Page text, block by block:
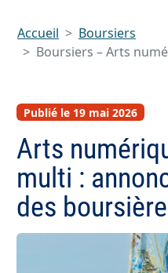
Accueil
Boursiers
Boursiers – Arts
Publié le 19 mai 2026
Arts
multi :
des